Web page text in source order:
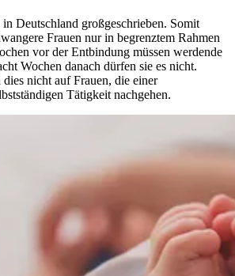
Deutschland großgeschrieben. Somit
Frauen nur in begrenztem Rahmen
vor der Entbindung müssen werdende
Wochen danach dürfen sie es nicht.
nicht auf Frauen, die einer
Tätigkeit nachgehen.